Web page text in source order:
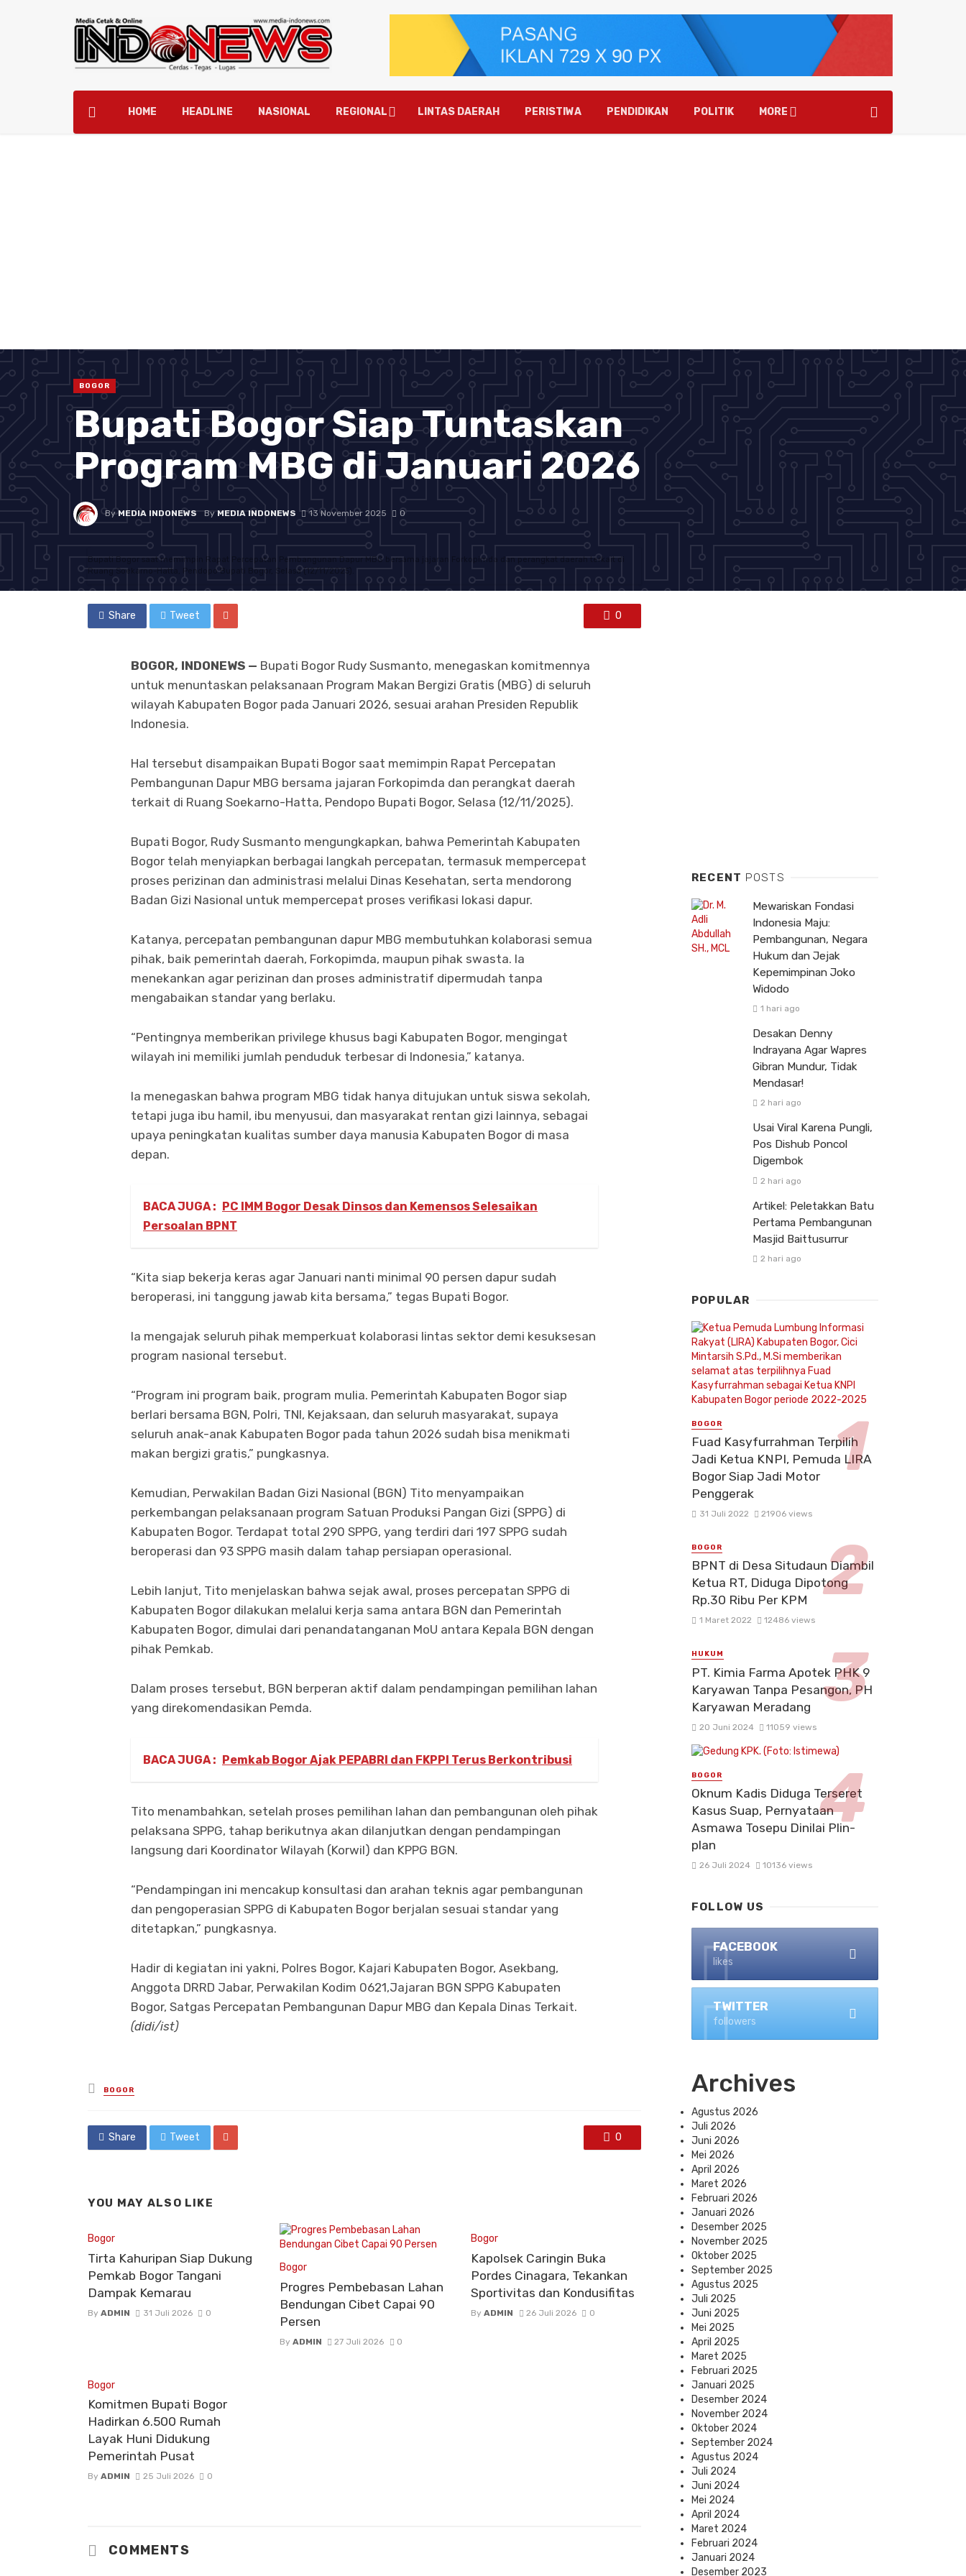
HOME HEADLINE NASIONAL REGIONAL LINTAS DAERAH PERISTIWA PENDIDIKAN POLITIK MORE
BOGOR
Bupati Bogor Siap Tuntaskan
Program MBG di Januari 2026
ByMEDIA INDONEWS ByMEDIA INDONEWS 13 November 2025 0
Bupati Bogor saat memimpin Rapat Percepatan Pembangunan Dapur MBG bersama jajaran Forkopimda dan perangkat daerah terkait di
Ruang Soekarno-Hatta, Pendopo Bupati Bogor, Selasa (12/11/2025).
Share Tweet 0
BOGOR, INDONEWS — Bupati Bogor Rudy Susmanto, menegaskan komitmennya
untuk menuntaskan pelaksanaan Program Makan Bergizi Gratis (MBG) di seluruh
wilayah Kabupaten Bogor pada Januari 2026, sesuai arahan Presiden Republik
Indonesia.
Hal tersebut disampaikan Bupati Bogor saat memimpin Rapat Percepatan
Pembangunan Dapur MBG bersama jajaran Forkopimda dan perangkat daerah
terkait di Ruang Soekarno-Hatta, Pendopo Bupati Bogor, Selasa (12/11/2025).
Bupati Bogor, Rudy Susmanto mengungkapkan, bahwa Pemerintah Kabupaten
Bogor telah menyiapkan berbagai langkah percepatan, termasuk mempercepat
proses perizinan dan administrasi melalui Dinas Kesehatan, serta mendorong
Badan Gizi Nasional untuk mempercepat proses verifikasi lokasi dapur.
Katanya, percepatan pembangunan dapur MBG membutuhkan kolaborasi semua
pihak, baik pemerintah daerah, Forkopimda, maupun pihak swasta. Ia
menekankan agar perizinan dan proses administratif dipermudah tanpa
mengabaikan standar yang berlaku.
“Pentingnya memberikan privilege khusus bagi Kabupaten Bogor, mengingat
wilayah ini memiliki jumlah penduduk terbesar di Indonesia,” katanya.
Ia menegaskan bahwa program MBG tidak hanya ditujukan untuk siswa sekolah,
tetapi juga ibu hamil, ibu menyusui, dan masyarakat rentan gizi lainnya, sebagai
upaya peningkatan kualitas sumber daya manusia Kabupaten Bogor di masa
depan.
BACA JUGA :
PC IMM Bogor Desak Dinsos dan Kemensos Selesaikan
Persoalan BPNT
“Kita siap bekerja keras agar Januari nanti minimal 90 persen dapur sudah
beroperasi, ini tanggung jawab kita bersama,” tegas Bupati Bogor.
Ia mengajak seluruh pihak memperkuat kolaborasi lintas sektor demi kesuksesan
program nasional tersebut.
“Program ini program baik, program mulia. Pemerintah Kabupaten Bogor siap
berlari bersama BGN, Polri, TNI, Kejaksaan, dan seluruh masyarakat, supaya
seluruh anak-anak Kabupaten Bogor pada tahun 2026 sudah bisa menikmati
makan bergizi gratis,” pungkasnya.
Kemudian, Perwakilan Badan Gizi Nasional (BGN) Tito menyampaikan
perkembangan pelaksanaan program Satuan Produksi Pangan Gizi (SPPG) di
Kabupaten Bogor. Terdapat total 290 SPPG, yang terdiri dari 197 SPPG sudah
beroperasi dan 93 SPPG masih dalam tahap persiapan operasional.
Lebih lanjut, Tito menjelaskan bahwa sejak awal, proses percepatan SPPG di
Kabupaten Bogor dilakukan melalui kerja sama antara BGN dan Pemerintah
Kabupaten Bogor, dimulai dari penandatanganan MoU antara Kepala BGN dengan
pihak Pemkab.
Dalam proses tersebut, BGN berperan aktif dalam pendampingan pemilihan lahan
yang direkomendasikan Pemda.
BACA JUGA : Pemkab Bogor Ajak PEPABRI dan FKPPI Terus Berkontribusi
Tito menambahkan, setelah proses pemilihan lahan dan pembangunan oleh pihak
pelaksana SPPG, tahap berikutnya akan dilanjutkan dengan pendampingan
langsung dari Koordinator Wilayah (Korwil) dan KPPG BGN.
“Pendampingan ini mencakup konsultasi dan arahan teknis agar pembangunan
dan pengoperasian SPPG di Kabupaten Bogor berjalan sesuai standar yang
ditetapkan,” pungkasnya.
Hadir di kegiatan ini yakni, Polres Bogor, Kajari Kabupaten Bogor, Asekbang,
Anggota DRRD Jabar, Perwakilan Kodim 0621,Jajaran BGN SPPG Kabupaten
Bogor, Satgas Percepatan Pembangunan Dapur MBG dan Kepala Dinas Terkait.
(didi/ist)
Posted
in
BOGOR
Share Tweet 0
YOU MAY ALSO LIKE
Bogor
Tirta Kahuripan Siap Dukung
Pemkab Bogor Tangani
Dampak Kemarau
By ADMIN 31 Juli 2026 0
Bogor
Progres Pembebasan Lahan
Bendungan Cibet Capai 90
Persen
By ADMIN 27 Juli 2026 0
Bogor
Kapolsek Caringin Buka
Pordes Cinagara, Tekankan
Sportivitas dan Kondusifitas
ByADMIN 26 Juli 2026 0
Bogor
Komitmen Bupati Bogor
Hadirkan 6.500 Rumah
Layak Huni Didukung
Pemerintah Pusat
By ADMIN 25 Juli 2026 0
COMMENTS
RECENT POSTS
Mewariskan Fondasi
Indonesia Maju:
Pembangunan, Negara
Hukum dan Jejak
Kepemimpinan Joko
Widodo
1 hari ago
Desakan Denny
Indrayana Agar Wapres
Gibran Mundur, Tidak
Mendasar!
2 hari ago
Usai Viral Karena Pungli,
Pos Dishub Poncol
Digembok
2 hari ago
Artikel: Peletakkan Batu
Pertama Pembangunan
Masjid Baittusurrur
2 hari ago
POPULAR
BOGOR
Fuad Kasyfurrahman Terpilih
Jadi Ketua KNPI, Pemuda LIRA
Bogor Siap Jadi Motor
Penggerak
31 Juli 2022 21906 views
BOGOR
BPNT di Desa Situdaun Diambil
Ketua RT, Diduga Dipotong
Rp.30 Ribu Per KPM
1 Maret 2022 12486 views
HUKUM
PT. Kimia Farma Apotek PHK 9
Karyawan Tanpa Pesangon, PH
Karyawan Meradang
20 Juni 2024 11059 views
BOGOR
Oknum Kadis Diduga Terseret
Kasus Suap, Pernyataan
Asmawa Tosepu Dinilai Plin-
plan
26 Juli 2024 10136 views
FOLLOW US
FACEBOOK
likes
TWITTER
followers
Archives
Agustus 2026
Juli 2026
Juni 2026
Mei 2026
April 2026
Maret 2026
Februari 2026
Januari 2026
Desember 2025
November 2025
Oktober 2025
September 2025
Agustus 2025
Juli 2025
Juni 2025
Mei 2025
April 2025
Maret 2025
Februari 2025
Januari 2025
Desember 2024
November 2024
Oktober 2024
September 2024
Agustus 2024
Juli 2024
Juni 2024
Mei 2024
April 2024
Maret 2024
Februari 2024
Januari 2024
Desember 2023